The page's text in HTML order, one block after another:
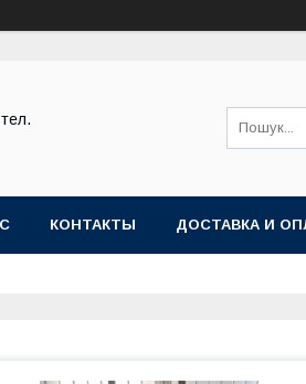
КОНТАКТЫ ДОСТАВКА И